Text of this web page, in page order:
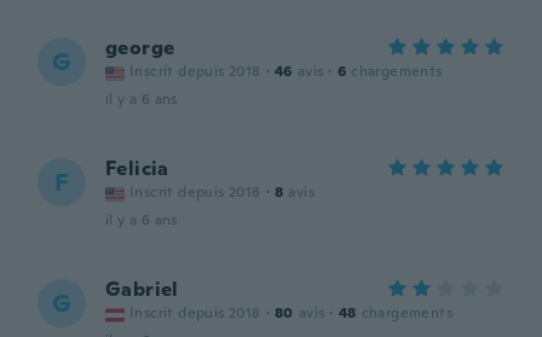
G george
Inscrit depuis 2018 · 46 avis · 6 chargements
il y a 6 ans
F Felicia
Inscrit depuis 2018 · 8 avis
il y a 6 ans
G Gabriel
Inscrit depuis 2018 · 80 avis · 48 chargements